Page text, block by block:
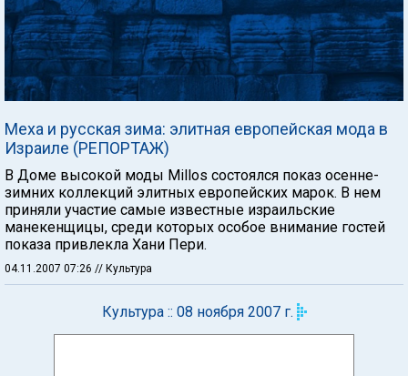
Меха и русская зима: элитная европейская мода в
Израиле (РЕПОРТАЖ)
В Доме высокой моды Millos состоялся показ осенне-
зимних коллекций элитных европейских марок. В нем
приняли участие самые известные израильские
манекенщицы, среди которых особое внимание гостей
показа привлекла Хани Пери.
04.11.2007 07:26 // Культура
Культура :: 08 ноября 2007 г.